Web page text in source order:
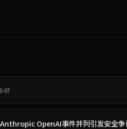
07
OpenAI事件并列引发安全争